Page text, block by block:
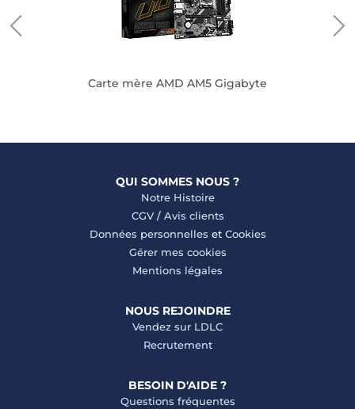
Carte mère AMD AM5 Gigabyte
QUI SOMMES NOUS ?
Notre Histoire
CGV/ Avis clients
Données personnelles et Cookies
Gérer mes cookies
Mentions légales
NOUS REJOINDRE
Vendez sur LDLC
Recrutement
BESOIN D'AIDE ?
Questions fréquentes